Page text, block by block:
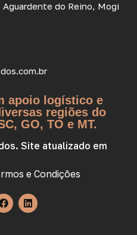
do Reino, Mogi
apoio logístico e
regiões do
GO, TO e MT.
Site atualizado em
e Condições